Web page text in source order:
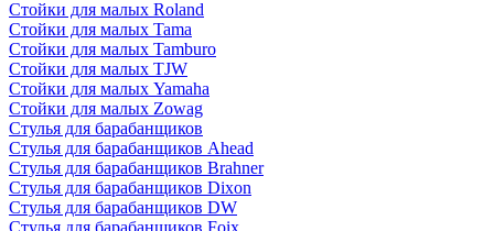
Стойки для малых Roland
Стойки для малых Tama
Стойки для малых Tamburo
Стойки для малых TJW
Стойки для малых Yamaha
Стойки для малых Zowag
Стулья для барабанщиков
Стулья для барабанщиков Ahead
Стулья для барабанщиков Brahner
Стулья для барабанщиков Dixon
Стулья для барабанщиков DW
Стулья для барабанщиков Foix